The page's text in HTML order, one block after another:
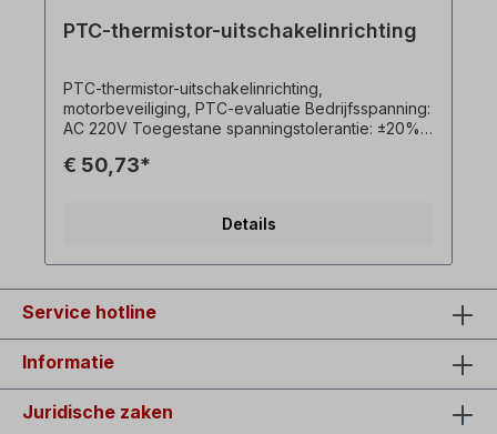
PTC-thermistor-uitschakelinrichting
PTC-thermistor-uitschakelinrichting,
motorbeveiliging, PTC-evaluatie Bedrijfsspanning:
AC 220V Toegestane spanningstolerantie: ±20%
<0,8VA Toegestane omgevingstemperatuur: -30
weerstand: 1500～1800Ω Gewicht: 0,2 kg
€ 50,73*
Details
Service hotline
Informatie
Juridische zaken